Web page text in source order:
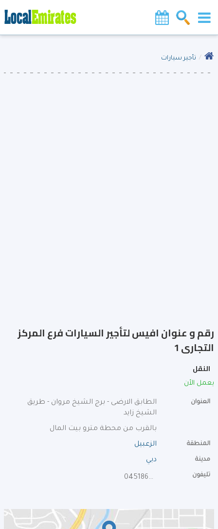
تأجير سيارات
رقم و عنوان افيس لتأجير السيارات فرع المركز
التجارى 1
النقل
يعمل الأن
العنوان
الطابق الارضى - برج الشيخ مروان - طريق
الشيخ زايد
بالقرب من محطة مترو بيت المال
المنطقة الزعبيل
مدينة دبي
تليفون 045186833